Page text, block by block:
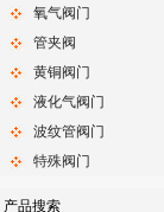
氧气阀门
管夹阀
黄铜阀门
液化气阀门
波纹管阀门
特殊阀门
产品搜索